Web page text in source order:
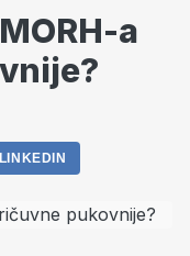
a
LINKEDIN